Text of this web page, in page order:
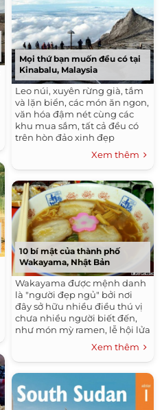
Mọi thứ bạn muốn đều có tại
Kinabalu, Malaysia
Leo núi, xuyên rừng già, tắm
và lặn biển, các món ăn ngon,
văn hóa đậm nét cùng các
khu mua sắm, tất cả đều có
trên hòn đảo xinh đẹp
Xem thêm
10 bí mật của thành phố
Wakayama, Nhật Bản
Wakayama được mệnh danh
là "người đẹp ngủ" bởi nơi
đây sở hữu nhiều điều thú vị
chưa nhiều người biết đến,
như món mỳ ramen, lễ hội lửa
Xem thêm